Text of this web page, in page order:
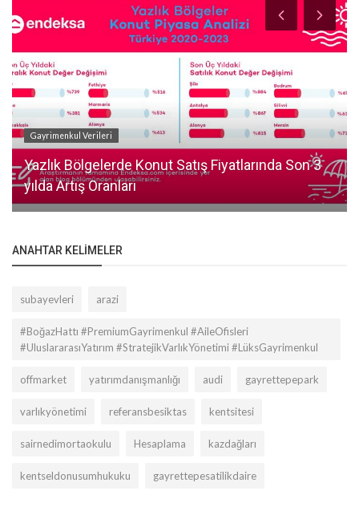
Gayrimenkul Verileri
Yazlık Bölgelerde Konut Satış Fiyatlarında Son 3
yılda Artış Oranları
ANAHTAR KELIMELER
subayevleri arazi
#BoğazHattı #PremiumGayrimenkul #AileOfisleri
#UluslararasıYatırım #StratejikVarlıkYönetimi #LüksGayrimenkul
offmarket yatırımdanışmanlığı audi gayrettepepark
varlıkyönetimi referansbesiktas kentsitesi
sairnedimortaokulu Hesaplama kazdağları
kentseldonusumhukuku gayrettepesatilikdaire